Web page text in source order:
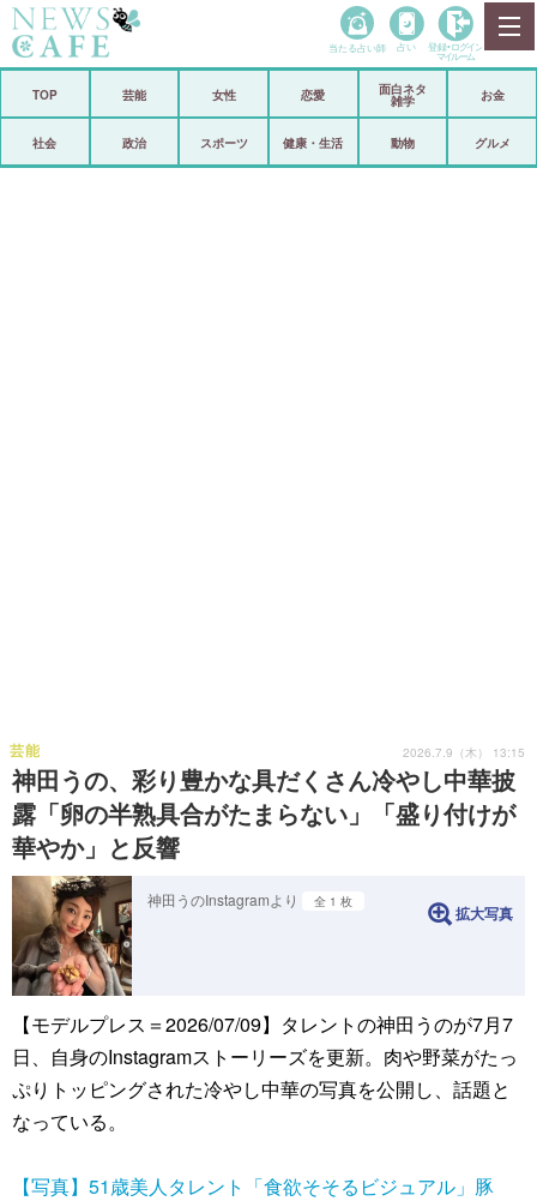
政治
当たる占い師 占い 登録• ログイン
マイルーム
TOP 芸能 女性 恋愛
面白ネタ
雑学
お金
社会 政治 スポーツ 健康・生活 動物 グルメ
神田うの、彩り豊かな具だくさん冷やし中華披
露「卵の半熟具合がたまらない」「盛り付けが
華やか」と反響
芸能 2026.7.9（木） 13:15
神田うのInstagramより 全 1 枚
拡大写真
【モデルプレス＝2026/07/09】タレントの神田うのが7月7
日、自身のInstagramストーリーズを更新。肉や野菜がたっ
ぷりトッピングされた冷やし中華の写真を公開し、話題と
なっている。
【写真】51歳美人タレント「食欲そそるビジュアル」豚